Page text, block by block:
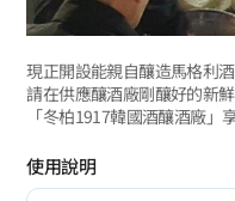
現正開設能親自釀造馬格利酒
請在供應釀酒廠剛釀好的新
「冬柏1917韓國酒釀酒廠」
使用說明